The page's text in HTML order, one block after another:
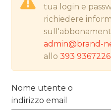
DATI
RICERCHE
PREVISIONI/SCENARI
TREND
tua login e
richiedere
admin@brand-
allo393 9367226
Nome utente o
indirizzo email